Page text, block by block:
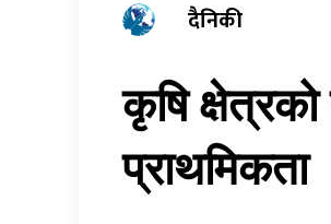
दैनिकी
कृषि
प्राथमिकता